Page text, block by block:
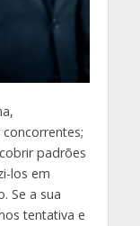
padrões
los em
Se a sua
tentativa e